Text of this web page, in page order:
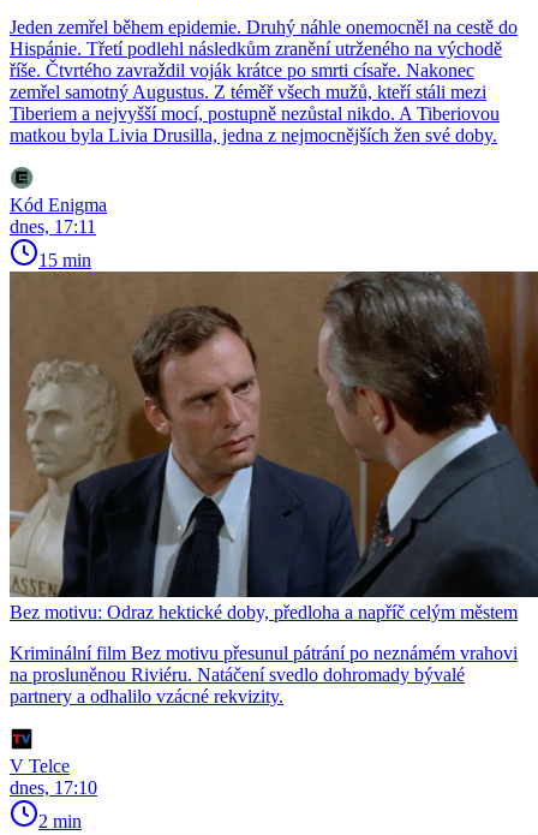
Jeden zemřel během epidemie. Druhý náhle onemocněl na cestě do
Hispánie. Třetí podlehl následkům zranění utrženého na východě
říše. Čtvrtého zavraždil voják krátce po smrti císaře. Nakonec
zemřel samotný Augustus. Z téměř všech mužů, kteří stáli mezi
Tiberiem a nejvyšší mocí, postupně nezůstal nikdo. A Tiberiovou
matkou byla Livia Drusilla, jedna z nejmocnějších žen své doby.
Kód Enigma
dnes, 17:11
15 min
Bez motivu: Odraz hektické doby, předloha a napříč celým městem
Kriminální film Bez motivu přesunul pátrání po neznámém vrahovi
na prosluněnou Riviéru. Natáčení svedlo dohromady bývalé
partnery a odhalilo vzácné rekvizity.
V Telce
dnes, 17:10
2 min